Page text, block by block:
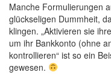
Manche Formulierungen
glückseligen Dummheit,
klingen. „Aktivieren sie
um ihr Bankkonto (ohne
kontrollieren“ ist so ein
gewesen.